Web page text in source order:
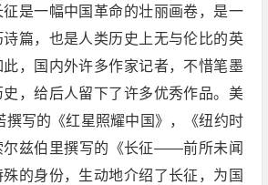
是一幅中国革命的壮丽画卷，是一
篇，也是人类历史上无与伦比的英
，国内外许多作家记者，不惜笔墨
，给后人留下了许多优秀作品。美
撰写的《红星照耀中国》，《纽约时
尔兹伯里撰写的《长征——前所未闻
的身份，生动地介绍了长征，为国